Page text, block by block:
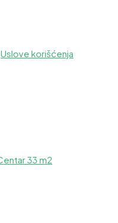
Uslove korišćenja